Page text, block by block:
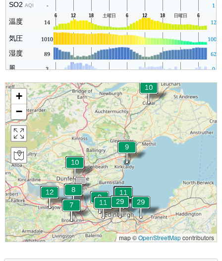
SO2AQI - 1
温度 14 12
気圧 1010 1009
湿度 89 62
風 3 0
+
−
map ©OpenStreetMapcontributors